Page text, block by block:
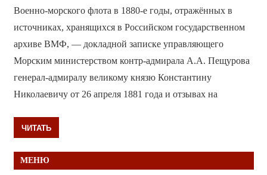
Военно-морского флота в 1880-е годы, отражённых в
источниках, хранящихся в Российском государственном
архиве ВМФ, — докладной записке управляющего
Морским министерством контр-адмирала А.А. Пещурова
генерал-адмиралу великому князю Константину
Николаевичу от 26 апреля 1881 года и отзывах на
ЧИТАТЬ
МЕНЮ